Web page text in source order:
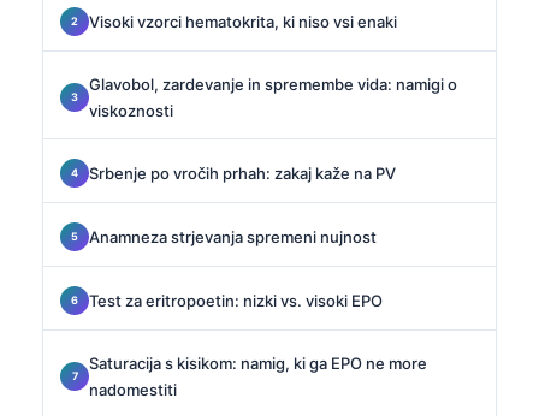
Visoki vzorci hematokrita, ki niso vsi enaki
Glavobol, zardevanje in spremembe vida: namigi o
viskoznosti
Srbenje po vročih prhah: zakaj kaže na PV
Anamneza strjevanja spremeni nujnost
Test za eritropoetin: nizki vs. visoki EPO
Saturacija s kisikom: namig, ki ga EPO ne more
nadomestiti